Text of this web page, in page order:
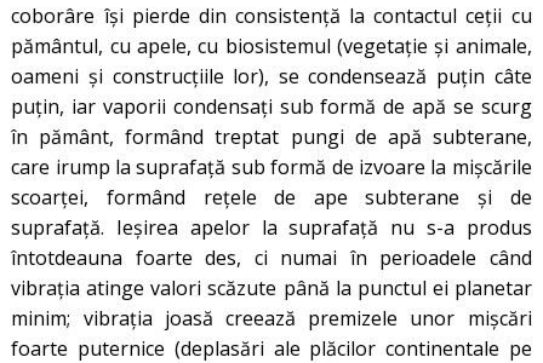
coborâre își pierde din consistență la contactul ceții cu
pământul, cu apele, cu biosistemul (vegetație și animale,
oameni și construcțiile lor), se condensează puțin câte
puțin, iar vaporii condensați sub formă de apă se scurg
în pământ, formând treptat pungi de apă subterane,
care irump la suprafață sub formă de izvoare la mișcările
scoarței, formând rețele de ape subterane și de
suprafață. Ieșirea apelor la suprafață nu s-a produs
întotdeauna foarte des, ci numai în perioadele când
vibrația atinge valori scăzute până la punctul ei planetar
minim; vibrația joasă creează premizele unor mișcări
foarte puternice (deplasări ale plăcilor continentale pe